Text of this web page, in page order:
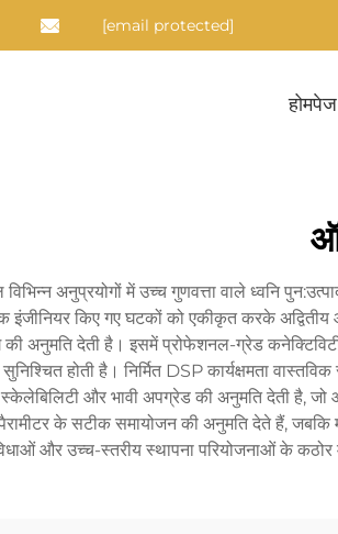
[email protected]
होमपेज
अनुप्रयोगों में उच्च गुणवत्ता वाले ध्वनि
किए गए घटकों को एकीकृत करके अद्वितीय
अनुमति देती है। इसमें प्रोफेशनल-ग्रेड
होती है। निर्मित DSP कार्यक्षमता
और भावी अपग्रेड की अनुमति देती
के सटीक समायोजन की अनुमति देते हैं, जबकि
और उच्च-स्तरीय स्थापना परियोजनाओं के